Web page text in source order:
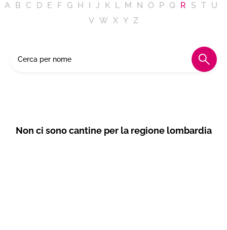
A B C D E F G H J K L M N O P Q R S T U
V W X Y Z
Non ci sono cantine per la regione lombardia